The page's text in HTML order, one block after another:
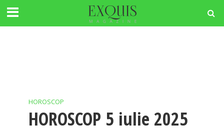
HOROSCOP
HOROSCOP 5 iulie 2025